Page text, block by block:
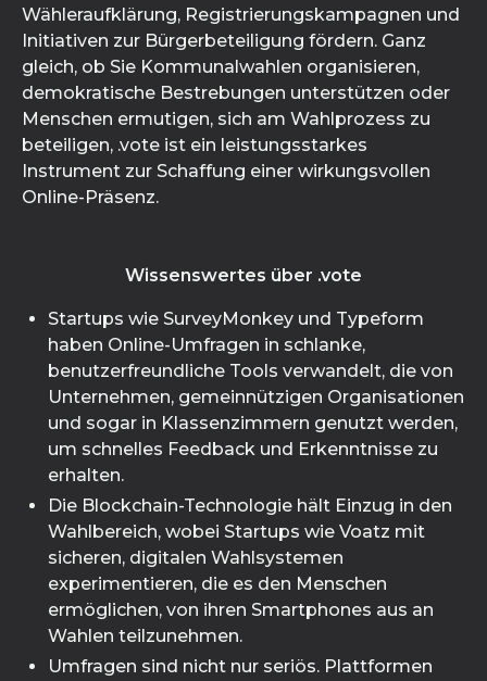
Wähleraufklärung, Registrierungskampagnen und
Initiativen zur Bürgerbeteiligung fördern. Ganz
gleich, ob Sie Kommunalwahlen organisieren,
demokratische Bestrebungen unterstützen oder
Menschen ermutigen, sich am Wahlprozess zu
beteiligen, .vote ist ein leistungsstarkes
Instrument zur Schaffung einer wirkungsvollen
Online-Präsenz.
Wissenswertes über .vote
Startups wie SurveyMonkey und Typeform
haben Online-Umfragen in schlanke,
benutzerfreundliche Tools verwandelt, die von
Unternehmen, gemeinnützigen Organisationen
und sogar in Klassenzimmern genutzt werden,
um schnelles Feedback und Erkenntnisse zu
erhalten.
Die Blockchain-Technologie hält Einzug in den
Wahlbereich, wobei Startups wie Voatz mit
sicheren, digitalen Wahlsystemen
experimentieren, die es den Menschen
ermöglichen, von ihren Smartphones aus an
Wahlen teilzunehmen.
Umfragen sind nicht nur seriös. Plattformen